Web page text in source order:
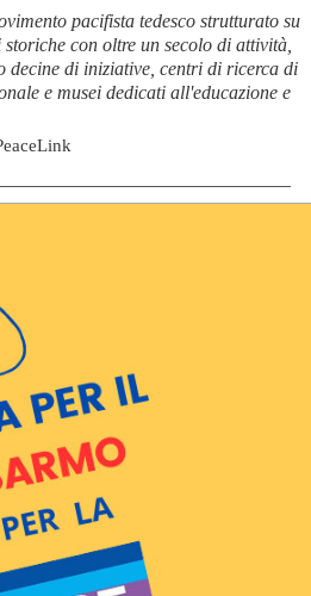
pacifista tedesco strutturato su
con oltre un secolo di attività,
decine di iniziative, centri di ricerca di
e musei dedicati all'educazione e